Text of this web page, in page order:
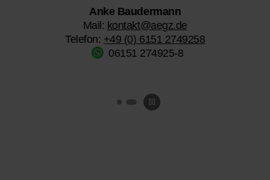
Sandra Witt
Head of Customer Care
Mail:s.witt@aegz.de
Telefon:+49 (0) 6151 2749323